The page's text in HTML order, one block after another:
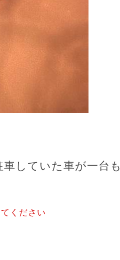
していた車が一台も
ください